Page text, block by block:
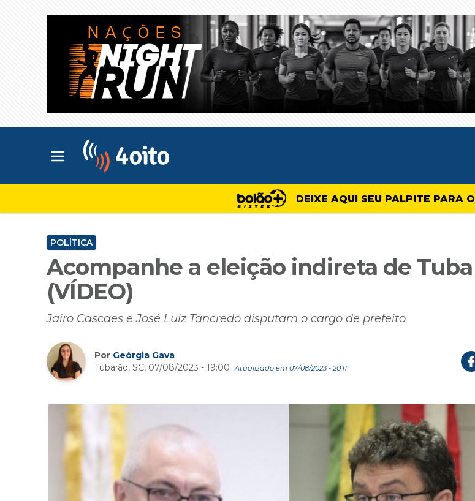
Abrir menu principal
DEIXE AQUI SEU PALPITE PARA
POLÍTICA
Acompanhe a eleição indireta de
(VÍDEO)
Jairo Cascaes e José Luiz Tancredo disputam o cargo de prefeito
Por Geórgia Gava
Tubarão, SC, 07/08/2023 - 19:00
Atualizado em 07/08/2023 - 20:11